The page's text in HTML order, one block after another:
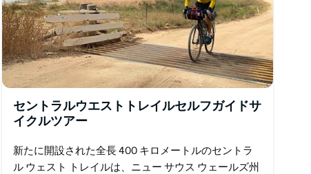
セントラルウエストトレイルセルフガイドサ
イクルツアー
新たに開設された全長 400 キロメートルのセントラ
ル ウェスト トレイルは、ニュー サウス ウェールズ州